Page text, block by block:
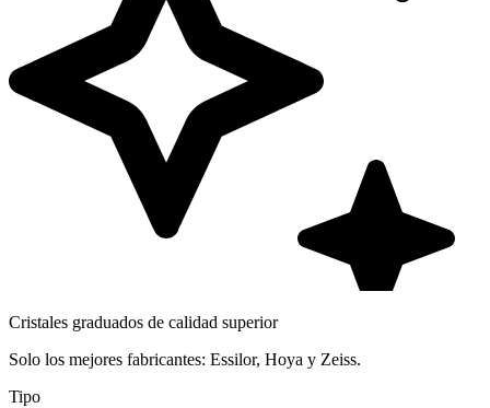
Cristales graduados de calidad superior
Solo los mejores fabricantes: Essilor, Hoya y Zeiss.
Tipo